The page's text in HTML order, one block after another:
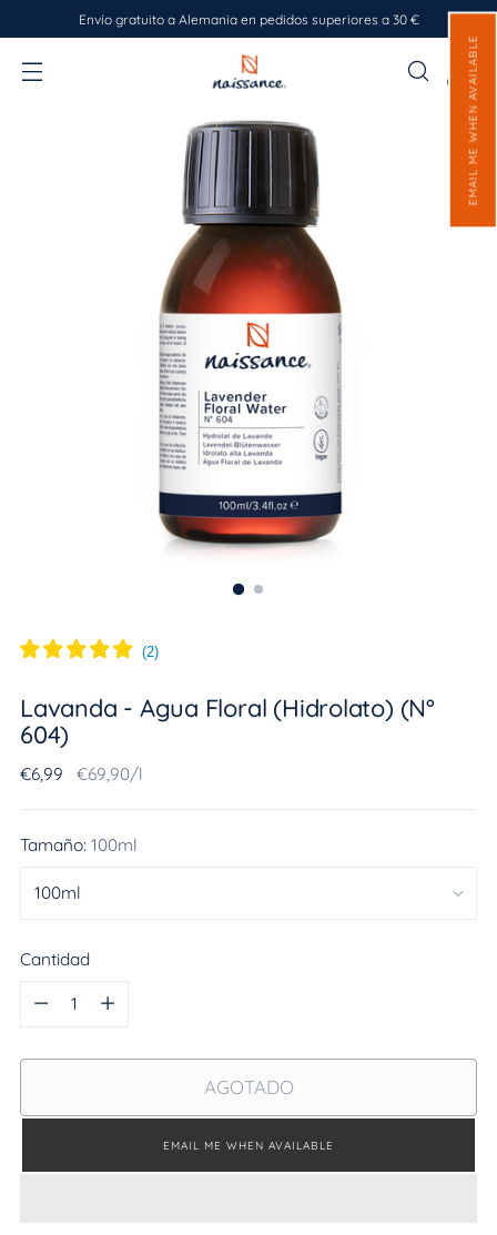
EMAIL ME WHEN AVAILABLE
Envío gratuito a Alemania en pedidos superiores a 30 €
(2)
Lavanda - Agua Floral (Hidrolato) (N°
604)
Precio
€6,99 Precio
unidad
€69,90/Por
l
Tamaño: 100ml
Cantidad
Cantidad
AGOTADO
EMAIL ME WHEN AVAILABLE